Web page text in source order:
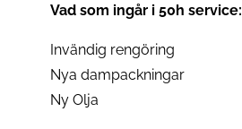
Vad som ingår i 50h service:
Invändig rengöring
Nya dampackningar
Ny Olja